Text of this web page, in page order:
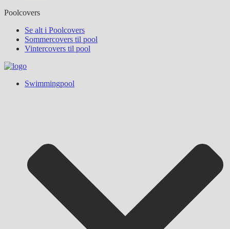
Poolcovers
Se alt i Poolcovers
Sommercovers til pool
Vintercovers til pool
Swimmingpool